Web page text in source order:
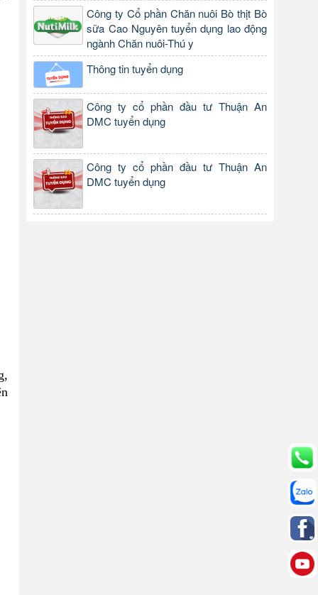
Công ty Cổ phần Chăn nuôi Bò thịt Bò
sữa Cao Nguyên tuyển dụng lao động
ngành Chăn nuôi-Thú y
Thông tin tuyển dụng
Công ty cổ phần đầu tư Thuận An
DMC tuyển dụng
Công ty cổ phần đầu tư Thuận An
DMC tuyển dụng